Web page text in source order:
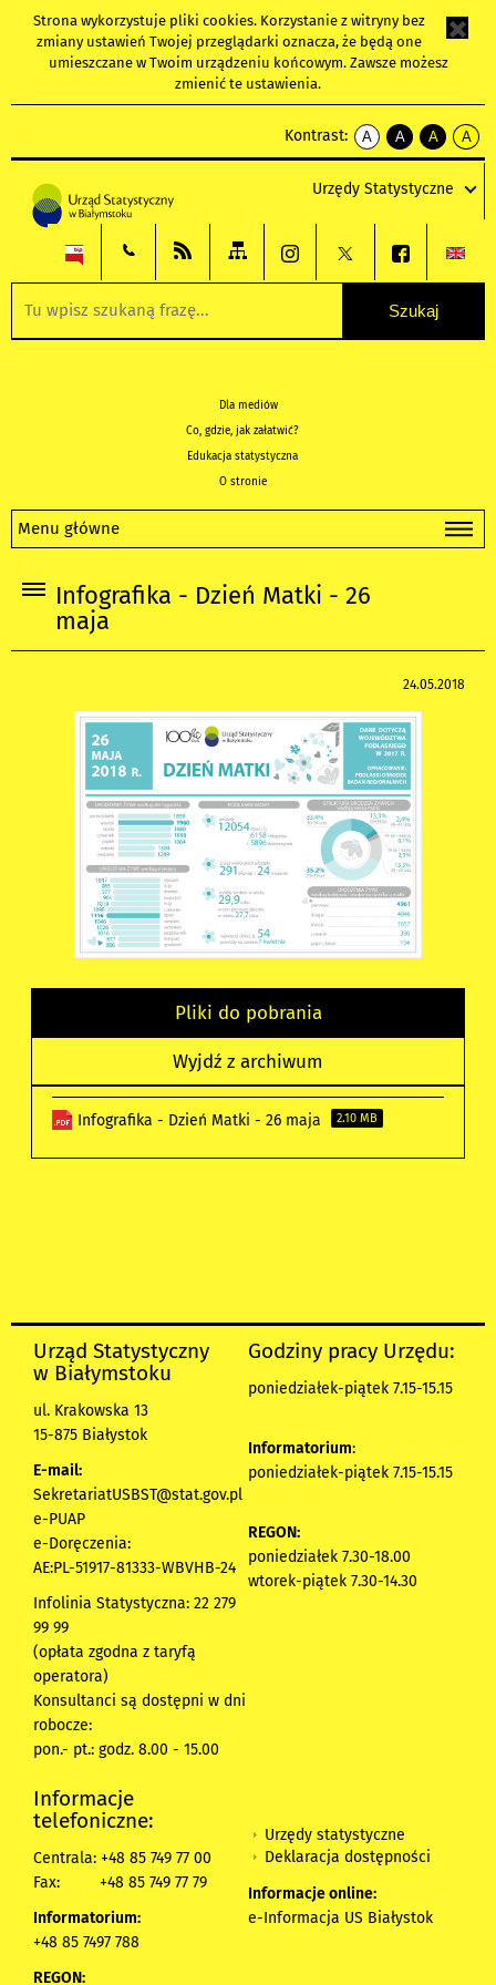
Strona wykorzystuje pliki cookies. Korzystanie z witryny bez
zmiany ustawień Twojej przeglądarki oznacza, że będą one
umieszczane w Twoim urządzeniu końcowym. Zawsze możesz
zmienić te ustawienia.
Kontrast:
A
kontrast
A
kontrast
tekst
czarnym
A
kontrast
tekst
czarnym
A
tekst
żółtym
Urzędy Statystyczne
Dla mediów
Co, gdzie, jak załatwić?
Edukacja statystyczna
O stronie
Menu główne
Infografika - Dzień Matki - 26
maja
24.05.2018
Pliki do pobrania
Wyjdź z archiwum
Infografika - Dzień Matki - 26 maja 2.10 MB
Urząd Statystyczny
w Białymstoku
ul. Krakowska 13
15-875 Białystok
E-mail:
SekretariatUSBST@stat.gov.pl
e-PUAP
e-Doręczenia:
AE:PL-51917-81333-WBVHB-24
Infolinia Statystyczna: 22 279
99 99
(opłata zgodna z taryfą
operatora)
Konsultanci są dostępni w dni
robocze:
pon.- pt.: godz. 8.00 - 15.00
Godziny pracy Urzędu:
poniedziałek-piątek 7.15-15.15
Informatorium:
poniedziałek-piątek 7.15-15.15
REGON:
poniedziałek 7.30-18.00
wtorek-piątek 7.30-14.30
Informacje
telefoniczne:
Centrala: +48 85 749 77 00
Fax:
+48 85 749 77 79
Informatorium:
+48 85 7497 788
REGON:
Urzędy statystyczne
Deklaracja dostępności
Informacje online:
e-Informacja US Białystok